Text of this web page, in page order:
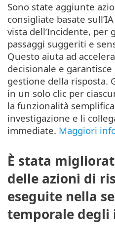
Sono state aggiunte
consigliate basate
vista dell’Incidente, per
passaggi suggeriti e
Questo aiuta ad
decisionale e
gestione della risposta.
in un solo clic per
la funzionalità
investigazione e li
immediate. Maggiori
È stata
delle azioni di
eseguite nella
temporale degli